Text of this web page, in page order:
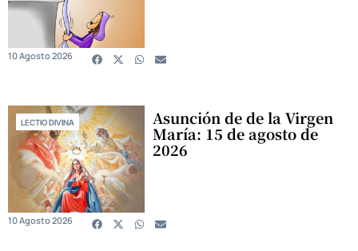
10 Agosto 2026
LECTIO DIVINA Asunción de de la Virgen
María: 15 de agosto de
2026
10 Agosto 2026